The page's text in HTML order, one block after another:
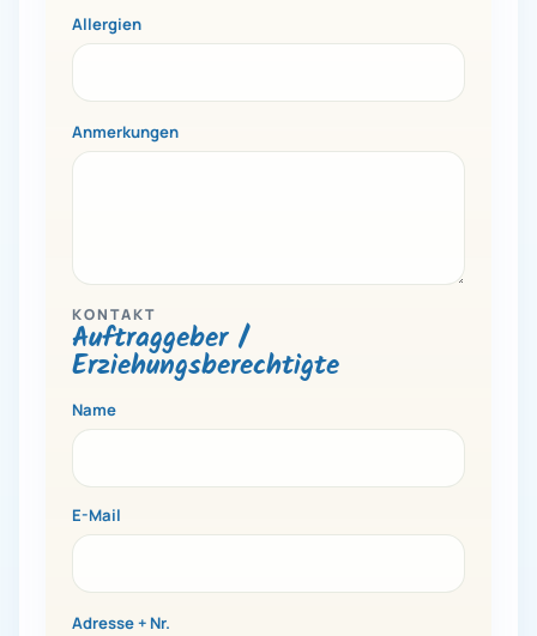
Allergien
Anmerkungen
KONTAKT
Auftraggeber /
Erziehungsberechtigte
Name
E-Mail
Adresse + Nr.